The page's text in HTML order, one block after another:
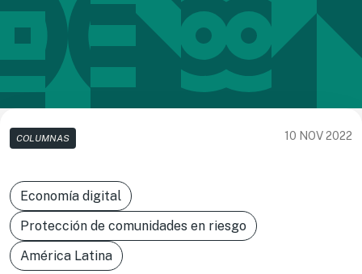
COLUMNAS 10 NOV 2022
Economía digital
Protección de comunidades en riesgo
América Latina